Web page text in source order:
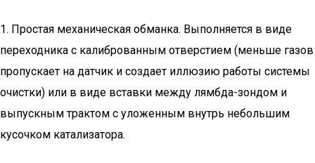
1. Простая механическая обманка. Выполняется в виде
переходника с калиброванным отверстием (меньше газов
пропускает на датчик и создает иллюзию работы системы
очистки) или в виде вставки между лямбда-зондом и
выпускным трактом с уложенным внутрь небольшим
кусочком катализатора.